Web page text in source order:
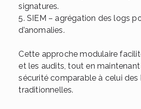
signatures.
5. SIEM – agrégation des logs
d’anomalies.
Cette approche modulaire
et les audits, tout en
sécurité comparable à celui des
traditionnelles.